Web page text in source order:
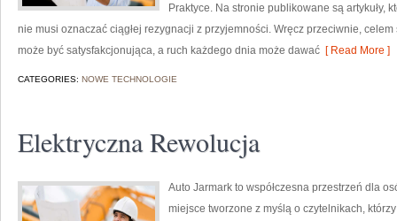
Praktyce. Na stronie publikowane są artykuły,
nie musi oznaczać ciągłej rezygnacji z przyjemności. Wręcz przeciwnie,
może być satysfakcjonująca, a ruch każdego dnia może dawać [ Read More ]
CATEGORIES: NOWE TECHNOLOGIE
Elektryczna Rewolucja
Auto Jarmark to współczesna przestrzeń dla
miejsce tworzone z myślą o czytelnikach,